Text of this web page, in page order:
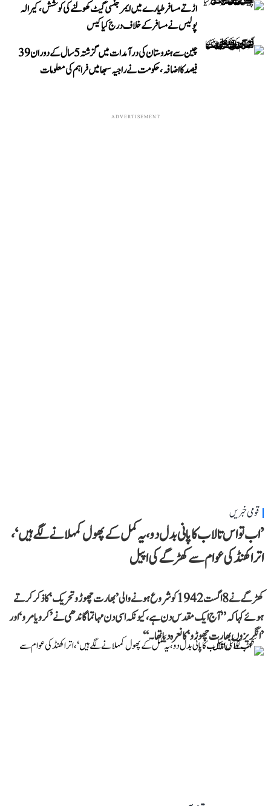
اڑتے مسافر طیارے میں ایمرجنسی گیٹ کھولنے کی کوشش، کیرالہ
پولیس نے مسافر کے خلاف درج کیا کیس
چین سے ہندوستان کی درآمدات میں گزشتہ 5 سال کے دوران 39
فیصد کا اضافہ، حکومت نے راجیہ سبھا میں فراہم کی معلومات
ADVERTISEMENT
قومی خبریں
’اب تو اس تالاب کا پانی بدل دو، یہ کمل کے پھول کمہلانے لگے ہیں‘،
اتراکھنڈ کی عوام سے کھڑگے کی اپیل
کھڑگے نے 8 اگست 1942 کو شروع ہونے والی ’بھارت چھوڑو تحریک‘ کا ذکر کرتے
ہوئے کہا کہ ’’آج ایک مقدس دن ہے، کیونکہ اسی دن مہاتما گاندھی نے ’کرو یا مرو‘ اور
’انگریزوں بھارت چھوڑو‘ کا نعرہ دیا تھا۔‘‘